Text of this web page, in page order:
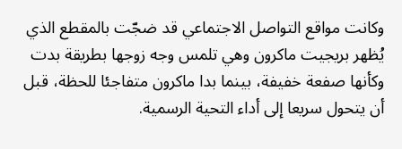
وكانت مواقع التواصل الاجتماعي قد ضجّت بالمقطع الذي
يُظهر بريجيت ماكرون وهي تلمس وجه زوجها بطريقة بدت
وكأنها صفعة خفيفة، بينما بدا ماكرون متفاجئا للحظة، قبل
أن يتحول سريعا إلى أداء التحية الرسمية.